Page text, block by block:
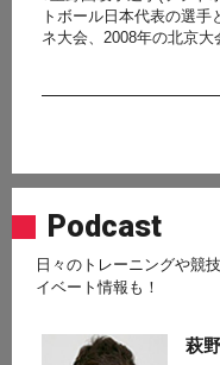
トボール日本代表の選
ネ大会、2008年の北京大
Podcast
日々のトレーニングや競
イベート情報も！
萩